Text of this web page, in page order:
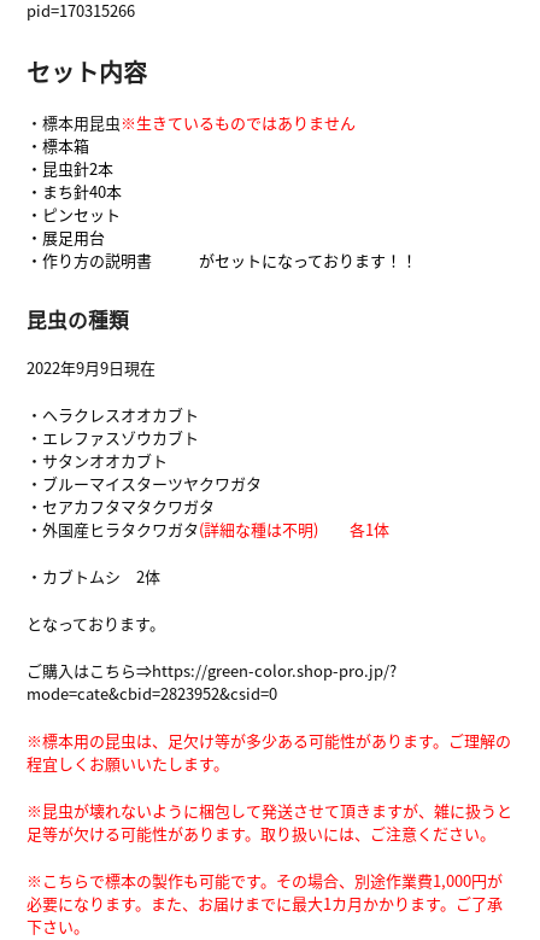
pid=170315266
セット内容
・標本用昆虫※生きているものではありません
・標本箱
・昆虫針2本
・まち針40本
・ピンセット
・展足用台
・作り方の説明書 がセットになっております！！
昆虫の種類
2022年9月9日現在
・ヘラクレスオオカブト
・エレファスゾウカブト
・サタンオオカブト
・ブルーマイスターツヤクワガタ
・セアカフタマタクワガタ
・外国産ヒラタクワガタ(詳細な種は不明) 各1体
・カブトムシ 2体
となっております。
ご購入はこちら⇒https://green-color.shop-pro.jp/?
mode=cate&cbid=2823952&csid=0
※標本用の昆虫は、足欠け等が多少ある可能性があります。 ご理解の
程宜しくお願いいたします。
※昆虫が壊れないように梱包して発送させて頂きますが、雑に扱うと
足等が欠ける可能性があります。取り扱いには、ご注意ください。
※こちらで標本の製作も可能です。その場合、別途作業費1,000円が
必要になります。また、お届けまでに最大1カ月かかります。ご了承
下さい。